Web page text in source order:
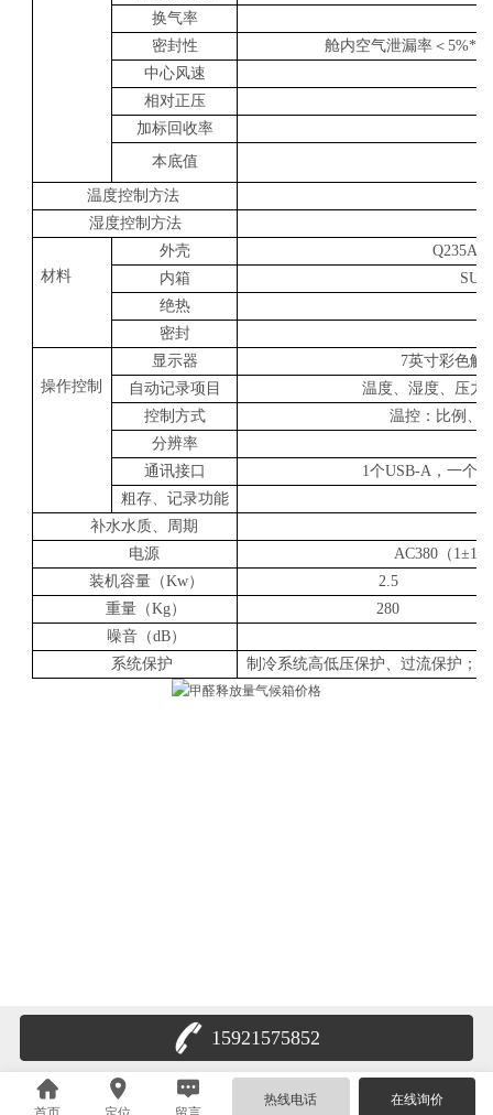
换气率
密封性
舱内空气泄漏率＜5%*
中心风速
相对正压
加标回收率
本底值
温度控制方法
湿度控制方法
材料
外壳
Q235A
内箱
绝热
密封
操作控制
显示器
7英寸彩色触
自动记录项目
温度、湿度、压力
控制方式
温控：比例、
分辨率
通讯接口
1个USB-A，一个
粗存、记录功能
补水水质、周期
电源
AC380（
装机容量（Kw）
2.5
重量（Kg）
280
噪音（dB）
系统保护
制冷系统高低压保护、过流保护；
15921575852
热线电话 在线询价